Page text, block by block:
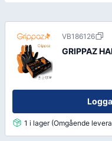
VB186126
GRIPPAZ
1 i lager (Omgående